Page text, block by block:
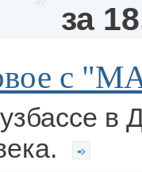
за
с
в